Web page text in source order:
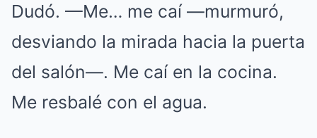
Dudó. —Me… me caí —murmuró,
desviando la mirada hacia la puerta
del salón—. Me caí en la cocina.
Me resbalé con el agua.